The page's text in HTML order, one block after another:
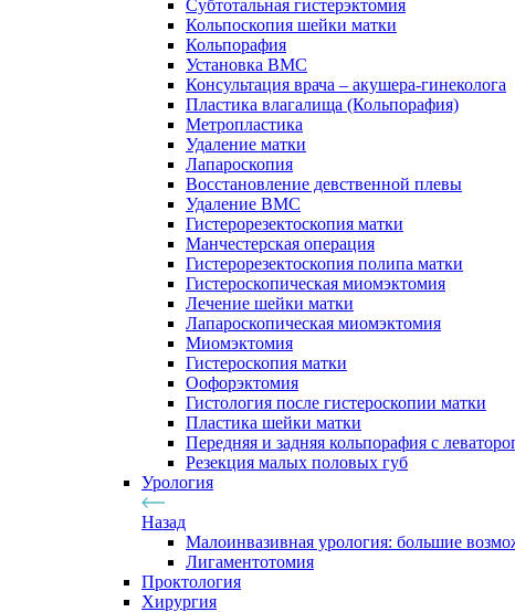
Субтотальная гистерэктомия
Кольпоскопия шейки матки
Кольпорафия
Установка ВМС
Консультация врача – акушера-гинеколога
Пластика влагалища (Кольпорафия)
Метропластика
Удаление матки
Лапароскопия
Восстановление девственной плевы
Удаление ВМС
Гистерорезектоскопия матки
Манчестерская операция
Гистерорезектоскопия полипа матки
Гистероскопическая миомэктомия
Лечение шейки матки
Лапароскопическая миомэктомия
Миомэктомия
Гистероскопия матки
Оофорэктомия
Гистология после гистероскопии матки
Пластика шейки матки
Передняя и задняя кольпорафия с
Резекция малых половых губ
Урология
Назад
Малоинвазивная урология: большие
Лигаментотомия
Проктология
Хирургия